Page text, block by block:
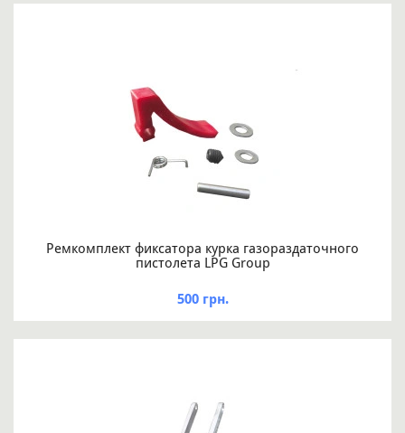
Ремкомплект фиксатора курка газораздаточного
пистолета LPG Group
500 грн.